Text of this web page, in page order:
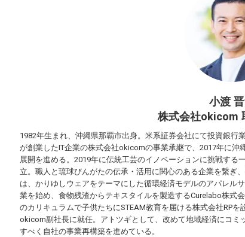
小渡
株式会社okicom
1982年生まれ、沖縄県那覇市出身。米系証券会社にて投資銀行
が創業したIT企業の株式会社okicomの事業承継で、2017年に
展開を進める。2019年に伝統工芸のイノベーションに挑戦す
立。職人と琉球びんがたの伝承・活用に関心のある企業を繋ぎ
は、かりゆしウェアをテーマにした循環経済モデルのアパレル
業を始め、食物残渣からテキスタイルを製造するCurelabo株式
のカリキュラムで子供たちにSTEAM教育を届ける株式会社RP
okicom副社長に就任。アトツギとして、改めて地域経済にコミ
すべく自社の事業再構築を進めている。